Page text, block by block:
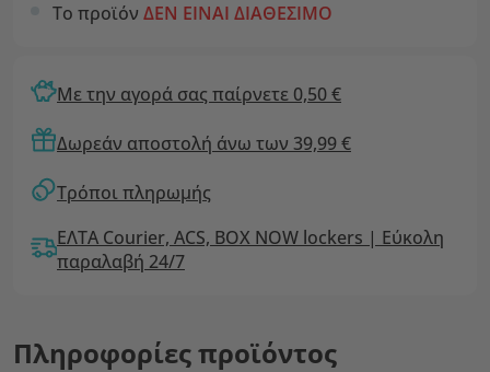
Το προϊόν ΔΕΝ ΕΙΝΑΙ ΔΙΑΘΕΣΙΜΟ
Με την αγορά σας παίρνετε 0,50 €
Δωρεάν αποστολή άνω των 39,99 €
Τρόποι πληρωμής
ΕΛΤΑ Courier, ACS, BOX NOW lockers | Εύκολη
παραλαβή 24/7
Πληροφορίες προϊόντος